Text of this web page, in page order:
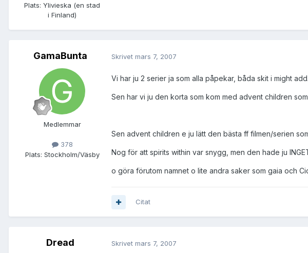
Plats: Ylivieska (en stad
i Finland)
GamaBunta
Medlemmar
378
Plats: Stockholm/Väsby
Skrivet mars 7, 2007
Vi har ju 2 serier ja som alla påpekar, båda skit i might
Sen har vi ju den korta som kom med advent children
Sen advent children e ju lätt den bästa ff filmen/serien
Nog för att spirits within var snygg, men den hade ju
o göra förutom namnet o lite andra saker som gaia och
Citat
Dread Skrivet mars 7, 2007